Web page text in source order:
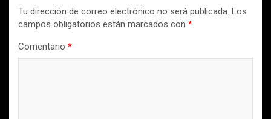
Tu dirección de correo electrónico no será publicada. Los
campos obligatorios están marcados con *
Comentario *